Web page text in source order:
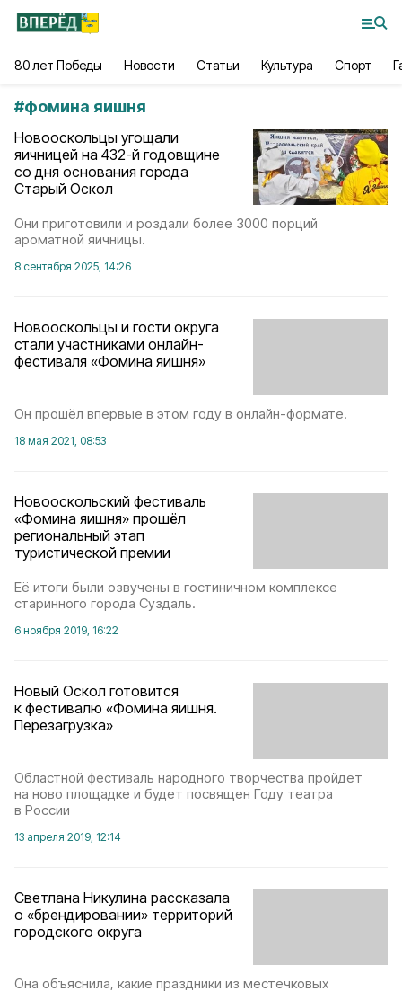
80 лет Победы Новости Статьи Культура Спорт
#фомина яишня
Новооскольцы угощали
яичницей на 432-й годовщине
со дня основания города
Старый Оскол
Они приготовили и роздали более 3000 порций
ароматной яичницы.
8 сентября 2025, 14:26
Новооскольцы и гости округа
стали участниками онлайн-
фестиваля «Фомина яишня»
Он прошёл впервые в этом году в онлайн-формате.
18 мая 2021, 08:53
Новооскольский фестиваль
«Фомина яишня» прошёл
региональный этап
туристической премии
Её итоги были озвучены в гостиничном комплексе
старинного города Суздаль.
6 ноября 2019, 16:22
Новый Оскол готовится
к фестивалю «Фомина яишня.
Перезагрузка»
Областной фестиваль народного творчества пройдет
на ново площадке и будет посвящен Году театра
в России
13 апреля 2019, 12:14
Светлана Никулина рассказала
о «брендировании» территорий
городского округа
Она объяснила, какие праздники из местечковых